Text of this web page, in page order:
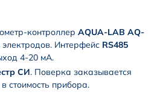
контроллер AQUA-LAB AQ-
электродов. Интерфейс RS485
4-20 мА.
СИ. Поверка заказывается
стоимость прибора.